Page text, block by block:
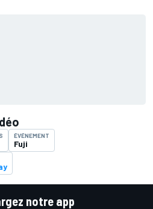
ÉVÉNEMENT
Fuji
notre app